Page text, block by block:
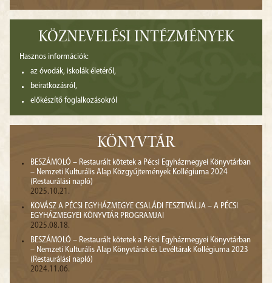
KÖZNEVELÉSI INTÉZMÉNYEK
Hasznos információk:
az óvodák, iskolák életéről,
beiratkozásról,
előkészítő foglalkozásokról
KÖNYVTÁR
BESZÁMOLÓ – Restaurált kötetek a Pécsi Egyházmegyei Könyvtárban
– Nemzeti Kulturális Alap Közgyűjtemények Kollégiuma 2024
(Restaurálási napló)
2025.10.21.
KOVÁSZ A PÉCSI EGYHÁZMEGYE CSALÁDI FESZTIVÁLJA – A PÉCSI
EGYHÁZMEGYEI KÖNYVTÁR PROGRAMJAI
2025.08.18.
BESZÁMOLÓ – Restaurált kötetek a Pécsi Egyházmegyei Könyvtárban
– Nemzeti Kulturális Alap Könyvtárak és Levéltárak Kollégiuma 2023
(Restaurálási napló)
2024.11.06.